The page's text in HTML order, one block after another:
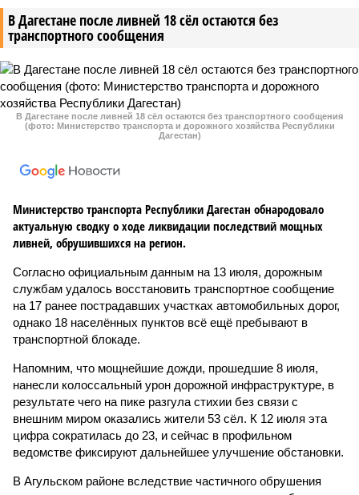
В Дагестане после ливней 18 сёл остаются без
транспортного сообщения
В Дагестане после ливней 18 сёл остаются без транспортного сообщения
(фото: Министерство транспорта и дорожного хозяйства Республики
Дагестан)
Министерство транспорта Республики Дагестан обнародовало
актуальную сводку о ходе ликвидации последствий мощных
ливней, обрушившихся на регион.
Согласно официальным данным на 13 июля, дорожным
службам удалось восстановить транспортное сообщение
на 17 ранее пострадавших участках автомобильных дорог,
однако 18 населённых пунктов всё ещё пребывают в
транспортной блокаде.
Напомним, что мощнейшие дожди, прошедшие 8 июля,
нанесли колоссальный урон дорожной инфраструктуре, в
результате чего на пике разгула стихии без связи с
внешним миром оказались жители 53 сёл. К 12 июля эта
цифра сократилась до 23, и сейчас в профильном
ведомстве фиксируют дальнейшее улучшение обстановки.
В Агульском районе вследствие частичного обрушения